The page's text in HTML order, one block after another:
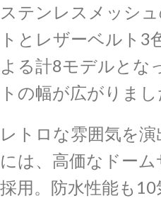
ステンレスメッシ
トとレザーベルト3
よる計8モデルとな
トの幅が広がりまし
レトロな雰囲気を
には、高価なドー
採用。防水性能も10